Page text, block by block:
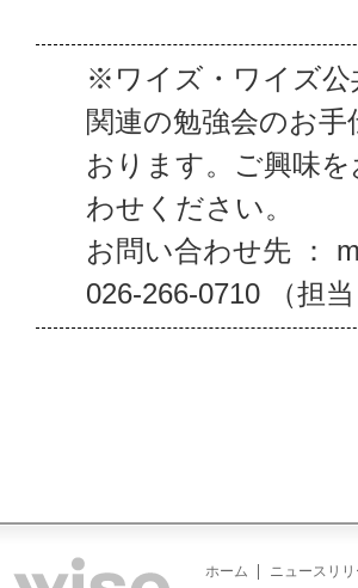
※ワイズ・ワイズ公
関連の勉強会のお
おります。ご興味
わせください。
お問い合わせ先 ：
026-266-0710 （担当
ホーム ニュースリリ